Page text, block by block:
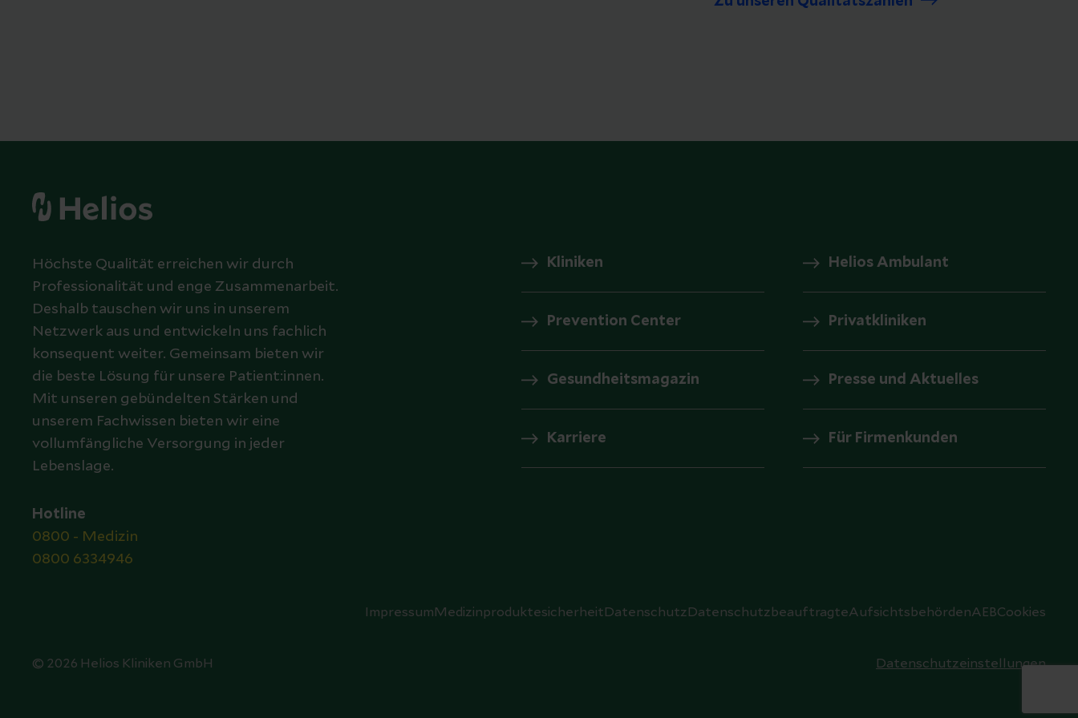
Höchste Qualität erreichen wir durch
Professionalität und enge Zusammenarbeit.
Deshalb tauschen wir uns in unserem
Netzwerk aus und entwickeln uns fachlich
konsequent weiter. Gemeinsam bieten wir
die beste Lösung für unsere Patient:innen.
Mit unseren gebündelten Stärken und
unserem Fachwissen bieten wir eine
vollumfängliche Versorgung in jeder
Lebenslage.
Hotline
0800 - Medizin
0800 6334946
Kliniken Helios Ambulant
Prevention Center Privatkliniken
Gesundheitsmagazin Presse und Aktuelles
Karriere Für Firmenkunden
© 2026 Helios Kliniken GmbH
Impressum Medizinproduktesicherheit Datenschutz DatenschutzbeauftragteAufsichtsbehördenAEBCookies
Datenschutzeinstellungen